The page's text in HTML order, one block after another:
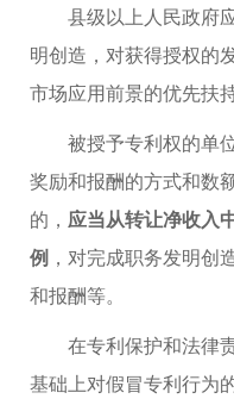
县级以上人民政府应
明创造，对获得授权的
市场应用前景的优先扶持
被授予专利权的单位
奖励和报酬的方式和数
的， 应当从转让净收入
例 ，对完成职务发明创
和报酬等。
在专利保护和法律责
基础上对假冒专利行为